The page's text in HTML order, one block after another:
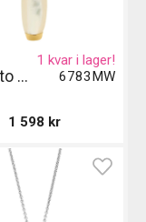
6783MW
Ti Sento Milano Pendant Gild
1 kvar i lager!
1 598 kr